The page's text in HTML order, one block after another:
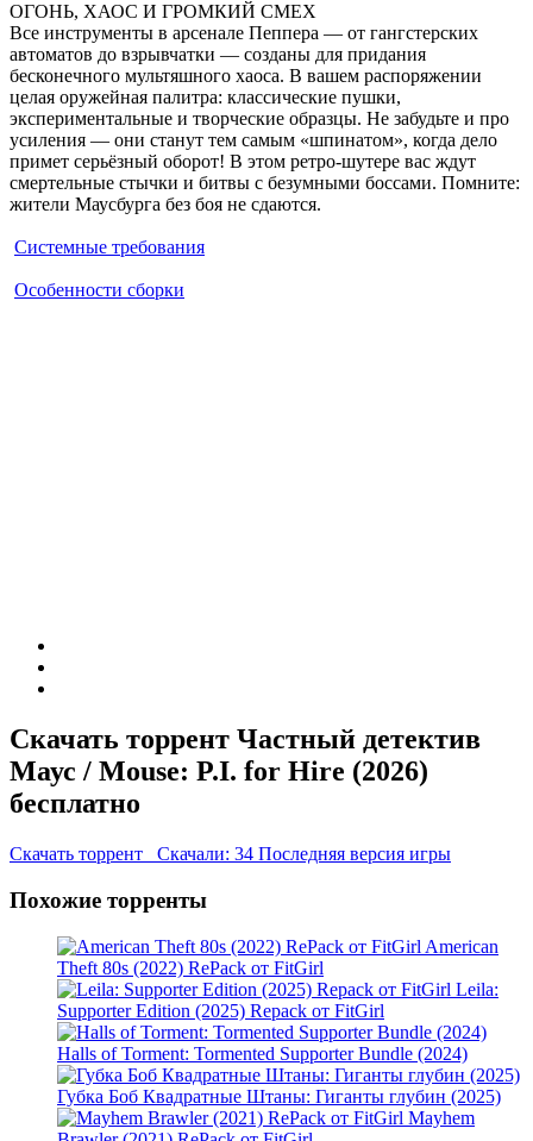
ОГОНЬ, ХАОС И ГРОМКИЙ СМЕХ
Все инструменты в арсенале Пеппера — от гангстерских
автоматов до взрывчатки — созданы для придания
бесконечного мультяшного хаоса. В вашем распоряжении
целая оружейная палитра: классические пушки,
экспериментальные и творческие образцы. Не забудьте и про
усиления — они станут тем самым «шпинатом», когда дело
примет серьёзный оборот! В этом ретро-шутере вас ждут
смертельные стычки и битвы с безумными боссами. Помните:
жители Маусбурга без боя не сдаются.
Системные требования
Особенности сборки
Скачать торрент Частный детектив
Маус / Mouse: P.I. for Hire (2026)
бесплатно
Скачать торрент Скачали: 34 Последняя версия игры
Похожие торренты
American
Theft 80s (2022) RePack от FitGirl
Leila:
Supporter Edition (2025) Repack от FitGirl
Halls of Torment: Tormented Supporter Bundle (2024)
Губка Боб Квадратные Штаны: Гиганты глубин (2025)
Mayhem